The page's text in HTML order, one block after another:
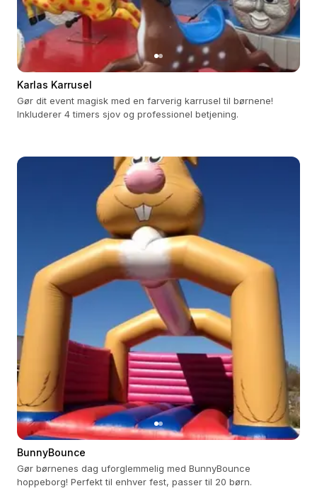
Karlas Karrusel
Gør dit event magisk med en farverig karrusel til børnene!
Inkluderer 4 timers sjov og professionel betjening.
BunnyBounce
Gør børnenes dag uforglemmelig med BunnyBounce
hoppeborg! Perfekt til enhver fest, passer til 20 børn.